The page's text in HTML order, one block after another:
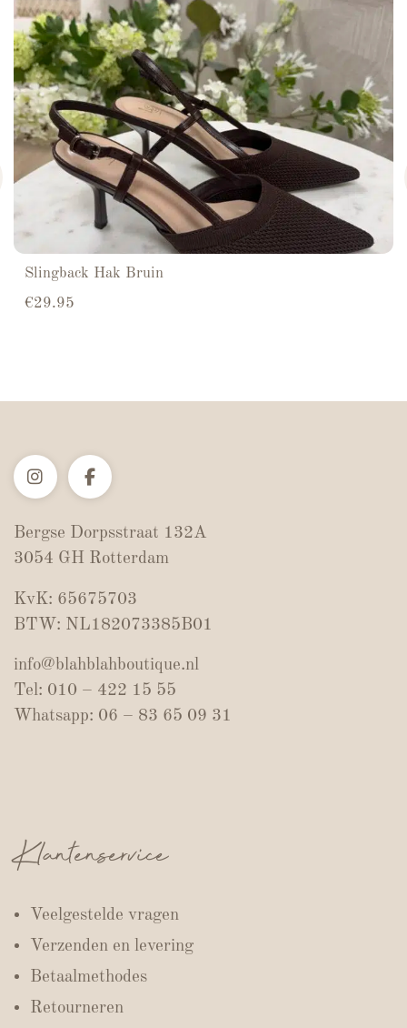
Slingback Hak Bruin
€29.95
Bergse Dorpsstraat 132A
3054 GH Rotterdam
KvK: 65675703
BTW: NL182073385B01
info@blahblahboutique.nl
Tel: 010 – 422 15 55
Whatsapp: 06 – 83 65 09 31
Klantenservice
Veelgestelde vragen
Verzenden en levering
Betaalmethodes
Retourneren